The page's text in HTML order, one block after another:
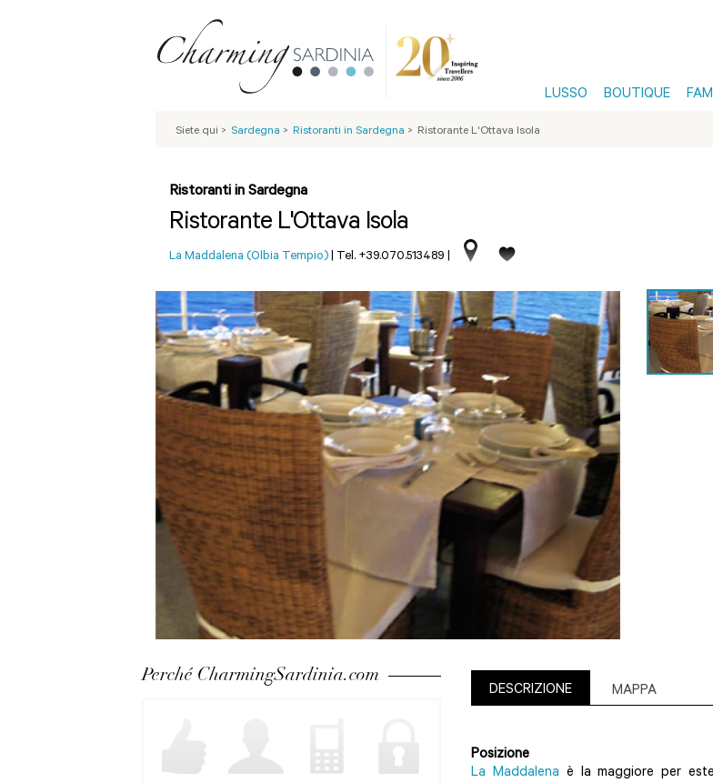
LUSSO BOUTIQUE
Siete qui > Sardegna > Ristoranti in Sardegna > Ristorante L'Ottava Isola
Ristoranti in Sardegna
Ristorante L'Ottava Isola
La Maddalena (Olbia Tempio) | Tel. +39.070.513489 |
Perché CharmingSardinia.com
DESCRIZIONE MAPPA
Posizione
La Maddalena è la maggiore per